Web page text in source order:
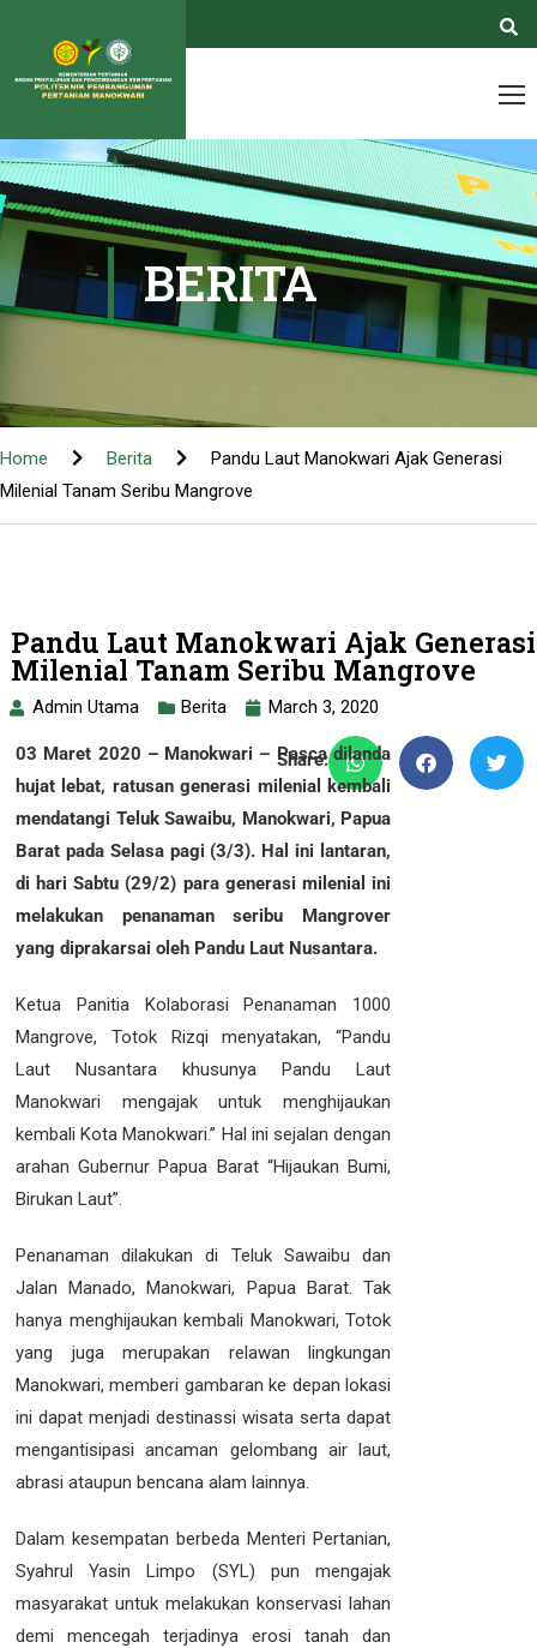
BERITA
Home Berita
Pandu Laut Manokwari Ajak Generasi
Milenial Tanam Seribu Mangrove
Pandu Laut Manokwari Ajak Generasi
Milenial Tanam Seribu Mangrove
Admin Utama Berita March 3, 2020
Share:
03 Maret 2020 – Manokwari – Pasca dilanda
hujat lebat, ratusan generasi milenial kembali
mendatangi Teluk Sawaibu, Manokwari, Papua
Barat pada Selasa pagi (3/3). Hal ini lantaran,
di hari Sabtu (29/2) para generasi milenial ini
melakukan penanaman seribu Mangrover
yang diprakarsai oleh Pandu Laut Nusantara.
Ketua Panitia Kolaborasi Penanaman 1000
Mangrove, Totok Rizqi menyatakan, “Pandu
Laut Nusantara khusunya Pandu Laut
Manokwari mengajak untuk menghijaukan
kembali Kota Manokwari.” Hal ini sejalan dengan
arahan Gubernur Papua Barat “Hijaukan Bumi,
Birukan Laut”.
Penanaman dilakukan di Teluk Sawaibu dan
Jalan Manado, Manokwari, Papua Barat. Tak
hanya menghijaukan kembali Manokwari, Totok
yang juga merupakan relawan lingkungan
Manokwari, memberi gambaran ke depan lokasi
ini dapat menjadi destinassi wisata serta dapat
mengantisipasi ancaman gelombang air laut,
abrasi ataupun bencana alam lainnya.
Dalam kesempatan berbeda Menteri Pertanian,
Syahrul Yasin Limpo (SYL) pun mengajak
masyarakat untuk melakukan konservasi lahan
demi mencegah terjadinya erosi tanah dan